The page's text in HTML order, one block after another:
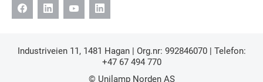
Industriveien 11, 1481 Hagan | Org.nr: 992846070 | Telefon:
+47 67 494 770
© Unilamp Norden AS